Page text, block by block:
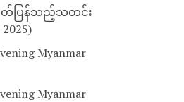
ထုတ်ပြန်သည့်သတင်း
Myanmar
Myanmar